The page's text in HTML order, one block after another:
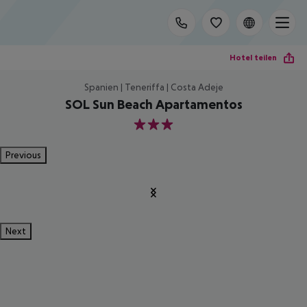
Hotel teilen
Spanien | Teneriffa | Costa Adeje
SOL Sun Beach Apartamentos
3
Previous
Next